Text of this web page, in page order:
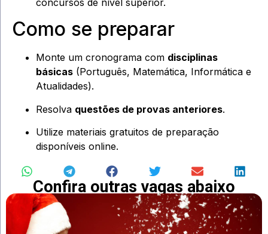
Como se preparar
Monte um cronograma com disciplinas
básicas (Português, Matemática, Informática e
Atualidades).
Resolva questões de provas anteriores.
Utilize materiais gratuitos de preparação
disponíveis online.
Confira outras vagas abaixo